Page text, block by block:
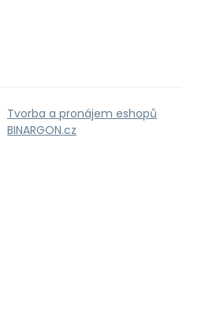
Tvorba a pronájem eshopů
BINARGON.cz